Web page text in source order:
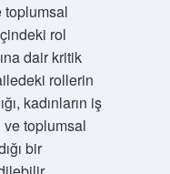
rol
dair kritik
rollerin
kadınların iş
ve toplumsal
bir